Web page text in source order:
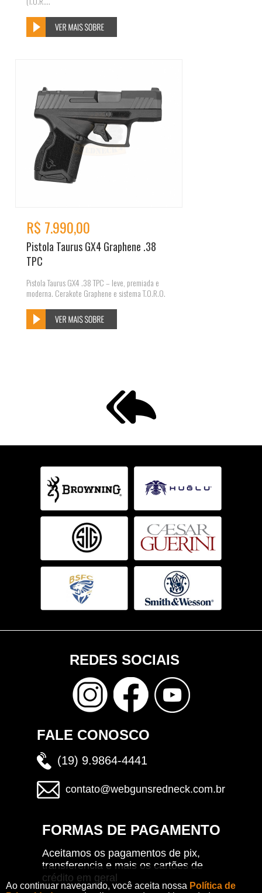
Ao continuar navegando, você aceita nossa Política de
R$ 7.990,00
Pistola Taurus GX4 Graphene .38
TPC
Pistola Taurus GX4 .38 TPC – leve, premiada e
moderna. Cerakote Graphene e sistema T.O.R.O.
REDES SOCIAIS
FALE CONOSCO
(19) 9.9864-4441
contato@webgunsredneck.com.br
FORMAS DE PAGAMENTO
Aceitamos os pagamentos de pix,
transferencia e mais os cartões de
crédito em geral